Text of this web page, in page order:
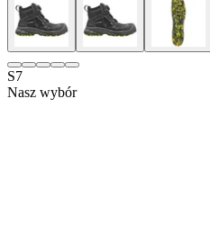
S7
Nasz wybór